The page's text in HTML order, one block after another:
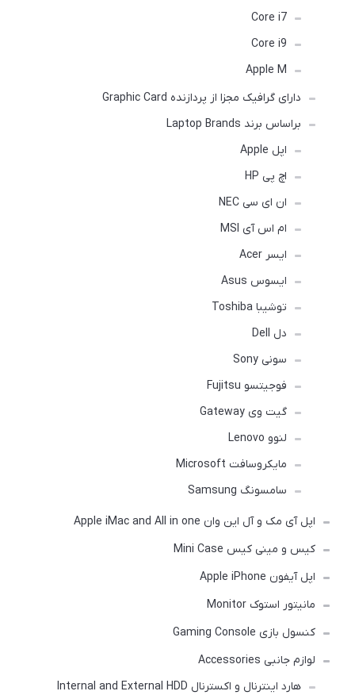
Core i7
Core i9
Apple M
دارای گرافیک مجزا از پردازنده Graphic Card
براساس برند Laptop Brands
اپل Apple
اچ پی HP
ان ای سی NEC
ام اس آی MSI
ایسر Acer
ایسوس Asus
توشیبا Toshiba
دل Dell
سونی Sony
فوجیتسو Fujitsu
گیت وی Gateway
لنوو Lenovo
مایکروسافت Microsoft
سامسونگ Samsung
اپل آی مک و آل این وان Apple iMac and All in one
کیس و مینی کیس Mini Case
اپل آیفون Apple iPhone
مانیتور استوک Monitor
کنسول بازی Gaming Console
لوازم جانبی Accessories
هارد اینترنال و اکسترنال Internal and External HDD